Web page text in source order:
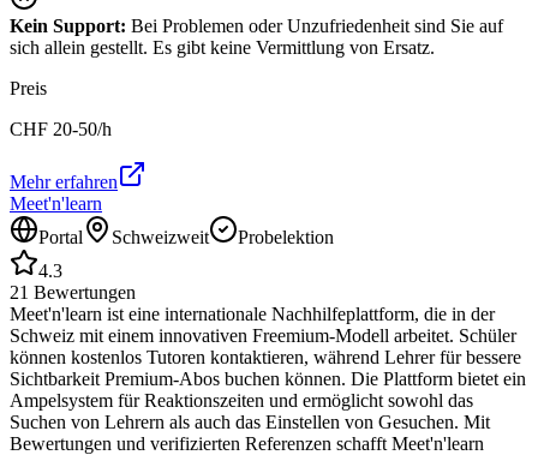
Kein Support: Bei Problemen oder Unzufriedenheit sind Sie auf
sich allein gestellt. Es gibt keine Vermittlung von Ersatz.
Preis
CHF 20-50/h
Mehr erfahren
Meet'n'learn
Portal
Schweizweit
Probelektion
4.3
21 Bewertungen
Meet'n'learn ist eine internationale Nachhilfeplattform, die in der
Schweiz mit einem innovativen Freemium-Modell arbeitet. Schüler
können kostenlos Tutoren kontaktieren, während Lehrer für bessere
Sichtbarkeit Premium-Abos buchen können. Die Plattform bietet ein
Ampelsystem für Reaktionszeiten und ermöglicht sowohl das
Suchen von Lehrern als auch das Einstellen von Gesuchen. Mit
Bewertungen und verifizierten Referenzen schafft Meet'n'learn